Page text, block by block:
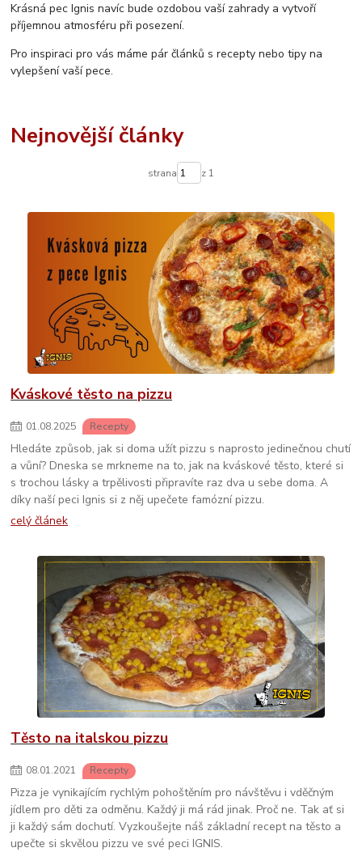
Krásná pec Ignis navíc bude ozdobou vaší zahrady a vytvoří
příjemnou atmosféru při posezení.
Pro inspiraci pro vás máme pár článků s recepty nebo tipy na
vylepšení vaší pece.
Nejnovější články
strana z 1
Kváskové těsto na pizzu
01.08.2025 Recepty
Hledáte způsob, jak si doma užít pizzu s naprosto jedinečnou chutí
a vůní? Dneska se mrkneme na to, jak na kváskové těsto, které si
s trochou lásky a trpělivosti připravíte raz dva u sebe doma. A
díky naší peci Ignis si z něj upečete famózní pizzu.
celý článek
Těsto na italskou pizzu
08.01.2021 Recepty
Pizza je vynikajícím rychlým pohoštěním pro návštěvu i vděčným
jídlem pro děti za odměnu. Každý ji má rád jinak. Proč ne. Tak ať si
ji každý sám dochutí. Vyzkoušejte náš základní recept na těsto a
upečte si skvělou pizzu ve své peci IGNIS.